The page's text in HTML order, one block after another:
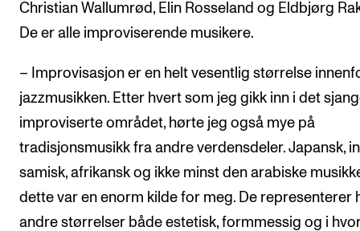
Christian Wallumrød, Elin Rosseland og Eldbjørg
De er alle improviserende musikere.
– Improvisasjon er en helt vesentlig størrelse
jazzmusikken. Etter hvert som jeg gikk inn i det
improviserte området, hørte jeg også mye på
tradisjonsmusikk fra andre verdensdeler. Japansk,
samisk, afrikansk og ikke minst den arabiske
dette var en enorm kilde for meg. De representerer
andre størrelser både estetisk, formmessig og i